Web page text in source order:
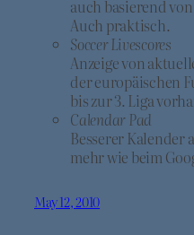
auch basierend
Auch praktisch.
Soccer Livescores
Anzeige von
der europäischen
bis zur 3. Liga
Calendar Pad
Besserer Kalender
mehr wie beim
May 12, 2010